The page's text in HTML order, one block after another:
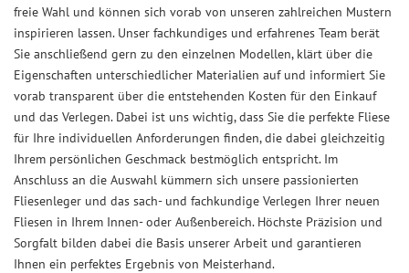
freie Wahl und können sich vorab von unseren zahlreichen Mustern
inspirieren lassen. Unser fachkundiges und erfahrenes Team berät
Sie anschließend gern zu den einzelnen Modellen, klärt über die
Eigenschaften unterschiedlicher Materialien auf und informiert Sie
vorab transparent über die entstehenden Kosten für den Einkauf
und das Verlegen. Dabei ist uns wichtig, dass Sie die perfekte Fliese
für Ihre individuellen Anforderungen finden, die dabei gleichzeitig
Ihrem persönlichen Geschmack bestmöglich entspricht. Im
Anschluss an die Auswahl kümmern sich unsere passionierten
Fliesenleger und das sach- und fachkundige Verlegen Ihrer neuen
Fliesen in Ihrem Innen- oder Außenbereich. Höchste Präzision und
Sorgfalt bilden dabei die Basis unserer Arbeit und garantieren
Ihnen ein perfektes Ergebnis von Meisterhand.